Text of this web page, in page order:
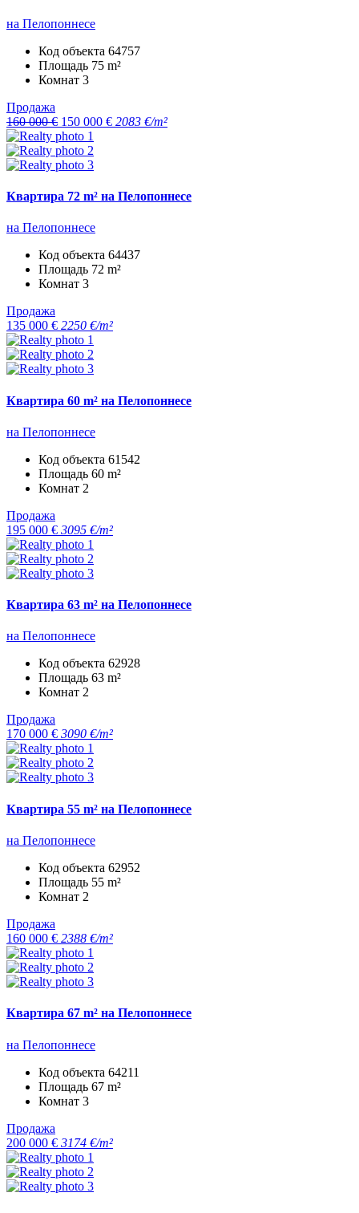
на Пелопоннесе
Код объекта 64757
Площадь 75 m²
Комнат 3
Продажа
160 000 € 150 000 € 2083 €/m²
Квартира 72 m² на Пелопоннесе
на Пелопоннесе
Код объекта 64437
Площадь 72 m²
Комнат 3
Продажа
135 000 € 2250 €/m²
Квартира 60 m² на Пелопоннесе
на Пелопоннесе
Код объекта 61542
Площадь 60 m²
Комнат 2
Продажа
195 000 € 3095 €/m²
Квартира 63 m² на Пелопоннесе
на Пелопоннесе
Код объекта 62928
Площадь 63 m²
Комнат 2
Продажа
170 000 € 3090 €/m²
Квартира 55 m² на Пелопоннесе
на Пелопоннесе
Код объекта 62952
Площадь 55 m²
Комнат 2
Продажа
160 000 € 2388 €/m²
Квартира 67 m² на Пелопоннесе
на Пелопоннесе
Код объекта 64211
Площадь 67 m²
Комнат 3
Продажа
200 000 € 3174 €/m²